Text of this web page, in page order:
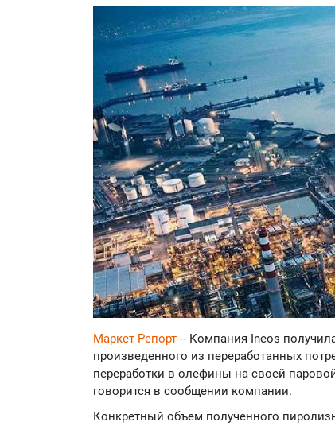
Маркет Репорт -- Компания Ineos
произведенного из переработанных
переработки в олефины на своей
говорится в сообщении компании.
Конкретный объем полученного